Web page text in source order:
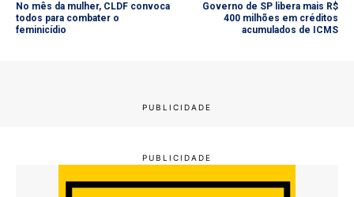
No mês da mulher, CLDF convoca
todos para combater o
feminicídio
Governo de SP libera mais R$
400 milhões em créditos
acumulados de ICMS